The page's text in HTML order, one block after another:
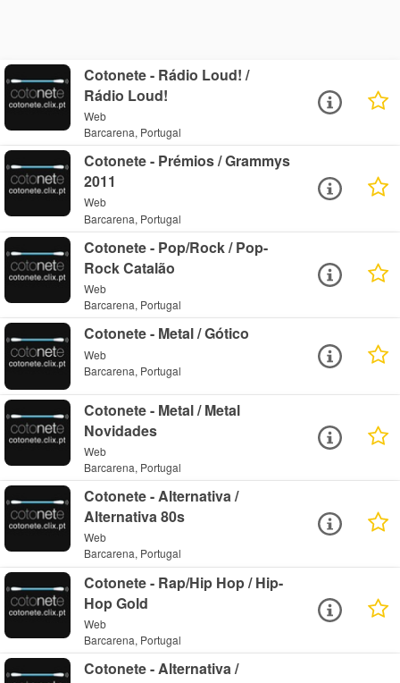
Cotonete - Rádio Loud! /
Rádio Loud!
Web
Barcarena, Portugal
Cotonete - Prémios / Grammys
2011
Web
Barcarena, Portugal
Cotonete - Pop/Rock / Pop-
Rock Catalão
Web
Barcarena, Portugal
Cotonete - Metal / Gótico
Web
Barcarena, Portugal
Cotonete - Metal / Metal
Novidades
Web
Barcarena, Portugal
Cotonete - Alternativa /
Alternativa 80s
Web
Barcarena, Portugal
Cotonete - Rap/Hip Hop / Hip-
Hop Gold
Web
Barcarena, Portugal
Cotonete - Alternativa /